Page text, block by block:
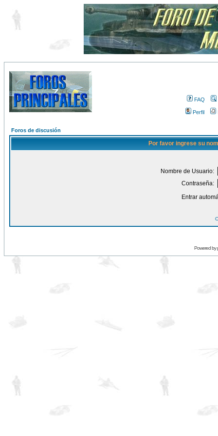
FAQ
Perfil
Foros de discusión
Por favor ingrese su
Nombre de Usuario:
Contraseña:
Entrar
Powered by